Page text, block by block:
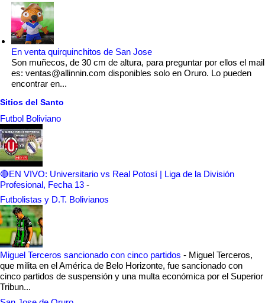
En venta quirquinchitos de San Jose
Son muñecos, de 30 cm de altura, para preguntar por ellos el mail
es: ventas@allinnin.com disponibles solo en Oruro. Lo pueden
encontrar en...
Sitios del Santo
Futbol Boliviano
🔴EN VIVO: Universitario vs Real Potosí | Liga de la División
Profesional, Fecha 13 -
Futbolistas y D.T. Bolivianos
Miguel Terceros sancionado con cinco partidos - Miguel Terceros,
que milita en el América de Belo Horizonte, fue sancionado con
cinco partidos de suspensión y una multa económica por el Superior
Tribun...